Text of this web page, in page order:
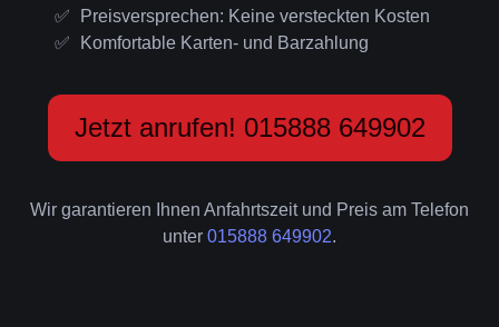
Preisversprechen: Keine versteckten Kosten
Komfortable Karten- und Barzahlung
Jetzt anrufen! 015888 649902
Wir garantieren Ihnen Anfahrtszeit und Preis am Telefon
unter 015888 649902.